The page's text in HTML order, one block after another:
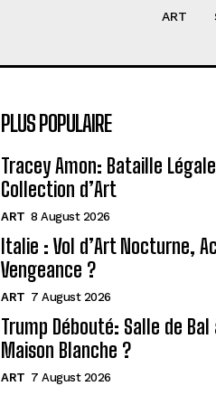
ART
PLUS POPULAIRE
Tracey Amon: Bataille
Collection d’Art
ART 8 August 2026
Italie : Vol d’Art Nocturne,
Vengeance ?
ART 7 August 2026
Trump Débouté: Salle de Bal
Maison Blanche ?
ART 7 August 2026